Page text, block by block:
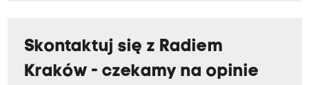
Skontaktuj się z Radiem
Kraków - czekamy na opinie